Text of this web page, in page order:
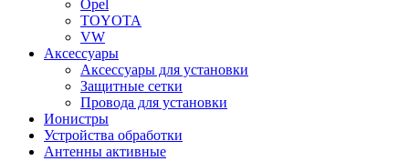
Opel
TOYOTA
VW
Аксессуары
Аксессуары для установки
Защитные сетки
Провода для установки
Ионистры
Устройства обработки
Антенны активные